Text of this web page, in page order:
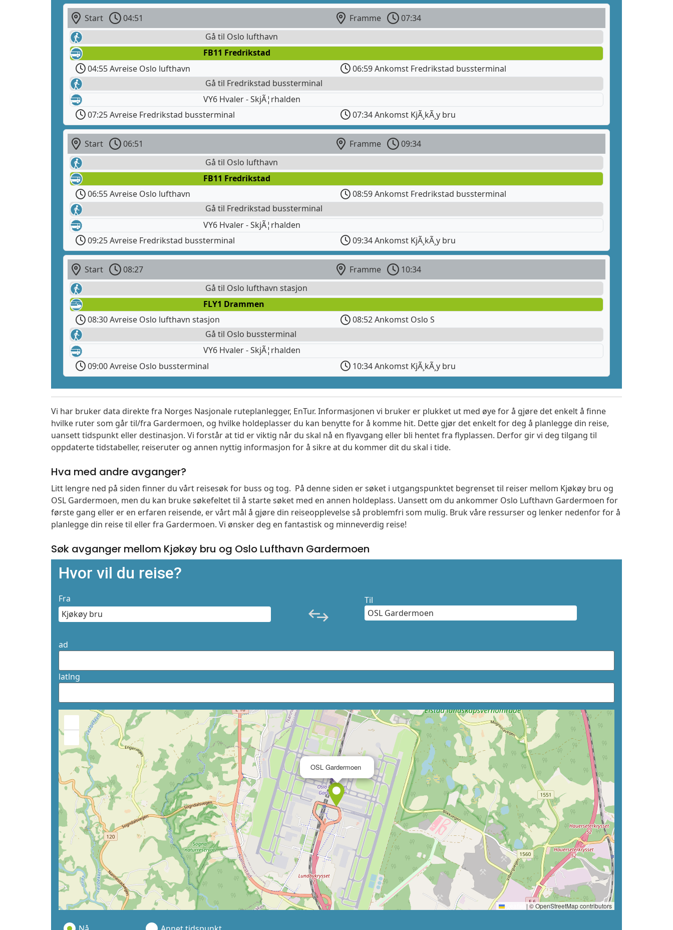
Start 04:51 Framme
07:34
Gå til Oslo lufthavn
FB11 Fredrikstad
04:55 Avreise Oslo lufthavn
06:59 Ankomst Fredrikstad bussterminal
Gå til Fredrikstad bussterminal
VY6 Hvaler - SkjÃ¦rhalden
07:25 Avreise Fredrikstad bussterminal
07:34 Ankomst KjÃ¸kÃ¸y bru
Start 06:51 Framme
09:34
Gå til Oslo lufthavn
FB11 Fredrikstad
06:55 Avreise Oslo lufthavn
08:59 Ankomst Fredrikstad bussterminal
Gå til Fredrikstad bussterminal
VY6 Hvaler - SkjÃ¦rhalden
09:25 Avreise Fredrikstad bussterminal
09:34 Ankomst KjÃ¸kÃ¸y bru
Start 08:27 Framme
10:34
Gå til Oslo lufthavn stasjon
FLY1 Drammen
08:30 Avreise Oslo lufthavn stasjon
08:52 Ankomst Oslo S
Gå til Oslo bussterminal
VY6 Hvaler - SkjÃ¦rhalden
09:00 Avreise Oslo bussterminal
10:34 Ankomst KjÃ¸kÃ¸y bru
Vi har bruker data direkte fra Norges Nasjonale ruteplanlegger, EnTur. Informasjonen vi bruker er plukket ut med øye for å gjøre det enkelt å finne
hvilke ruter som går til/fra Gardermoen, og hvilke holdeplasser du kan benytte for å komme hit. Dette gjør det enkelt for deg å planlegge din reise,
uansett tidspunkt eller destinasjon. Vi forstår at tid er viktig når du skal nå en flyavgang eller bli hentet fra flyplassen. Derfor gir vi deg tilgang til
oppdaterte tidstabeller, reiseruter og annen nyttig informasjon for å sikre at du kommer dit du skal i tide.
Hva med andre avganger?
Litt lengre ned på siden finner du vårt reisesøk for buss og tog. På denne siden er søket i utgangspunktet begrenset til reiser mellom Kjøkøy bru og
OSL Gardermoen, men du kan bruke søkefeltet til å starte søket med en annen holdeplass. Uansett om du ankommer Oslo Lufthavn Gardermoen for
første gang eller er en erfaren reisende, er vårt mål å gjøre din reiseopplevelse så problemfri som mulig. Bruk våre ressurser og lenker nedenfor for å
planlegge din reise til eller fra Gardermoen. Vi ønsker deg en fantastisk og minneverdig reise!
Søk avganger mellom Kjøkøy bru og Oslo Lufthavn Gardermoen
Hvor vil du reise?
Fra Til
ad
latlng
OSL Gardermoen
Leaflet | © OpenStreetMap contributors